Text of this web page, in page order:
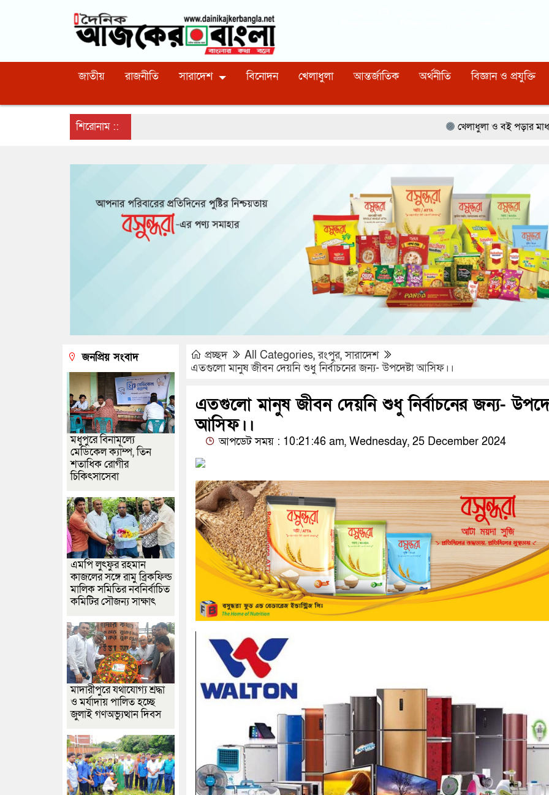
জাতীয় রাজনীতি সারাদেশ বিনোদন খেলাধুলা আন্তর্জাতিক অর্থনীতি বিজ্ঞান ও প্রযুক্তি
শিরোনাম :: খেলাধুলা ও বই পড়ার মাধ্যমে আগামী
প্রচ্ছদ All Categories,রংপুর,সারাদেশ
এতগুলো মানুষ জীবন দেয়নি শুধু নির্বাচনের জন্য- উপদেষ্টা আসিফ।।
এতগুলো মানুষ জীবন দেয়নি শুধু নির্বাচনের জন্য-
আসিফ।।
আপডেট সময় : 10:21:46 am, Wednesday, 25 December 2024
জনপ্রিয় সংবাদ
মধুপুরে বিনামূল্যে
মেডিকেল ক্যাম্প, তিন
শতাধিক রোগীর
চিকিৎসাসেবা
এমপি লুৎফুর রহমান
কাজলের সঙ্গে রামু ব্রিকফিল্ড
মালিক সমিতির নবনির্বাচিত
কমিটির সৌজন্য সাক্ষাৎ
মাদারীপুরে যথাযোগ্য শ্রদ্ধা
ও মর্যাদায় পালিত হচ্ছে
জুলাই গণঅভ্যুত্থান দিবস